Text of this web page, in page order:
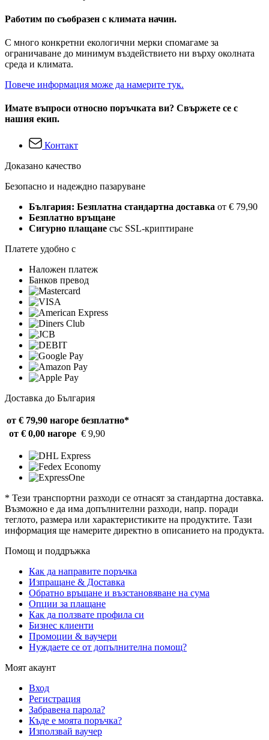
Работим по съобразен с климата начин.
С много конкретни екологични мерки спомагаме за
ограничаване до минимум въздействието ни върху околната
среда и климата.
Повече информация може да намерите тук.
Имате въпроси относно поръчката ви? Свържете се с
нашия екип.
Контакт
Доказано качество
Безопасно и надеждно пазаруване
България: Безплатна стандартна доставка от € 79,90
Безплатно връщане
Сигурно плащане със SSL-криптиране
Платете удобно с
Наложен платеж
Банков превод
Доставка до България
от € 79,90 нагоре безплатно*
от € 0,00 нагоре € 9,90
* Тези транспортни разходи се отнасят за стандартна доставка.
Възможно е да има допълнителни разходи, напр. поради
теглото, размера или характеристиките на продуктите. Тази
информация ще намерите директно в описанието на продукта.
Помощ и поддръжка
Как да направите поръчка
Изпращане & Доставка
Обратно връщане и възстановяване на сума
Опции за плащане
Как да ползвате профила си
Бизнес клиенти
Промоции & ваучери
Нуждаете се от допълнителна помощ?
Моят акаунт
Вход
Регистрация
Забравена парола?
Къде е моята поръчка?
Използвай ваучер